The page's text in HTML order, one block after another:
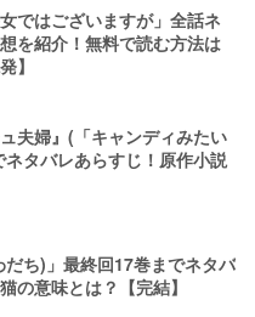
ではございますが」全話ネ
を紹介！無料で読む方法は
】
夫婦』(「キャンディみたい
タバレあらすじ！原作小説
ち)」最終回17巻までネタバ
の意味とは？【完結】